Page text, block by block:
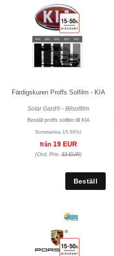
Färdigskuren Proffs Solfilm - KIA
Solar Gard® - Bilsolfilm
Beställ proffs solfilm till KIA
Sommarrea 15-50%!
från19 EUR
(Ord. Pris:33 EUR)